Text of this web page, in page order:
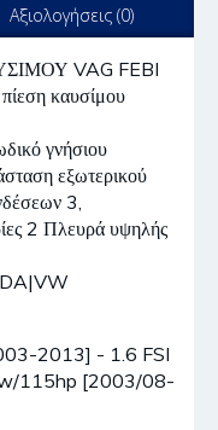
Αξιολογήσεις (0)
VAG FEBI
καυσίμου
γνήσιου
εξωτερικού
3,
2 Πλευρά υψηλής
2013] - 1.6 FSI
115hp [2003/08-